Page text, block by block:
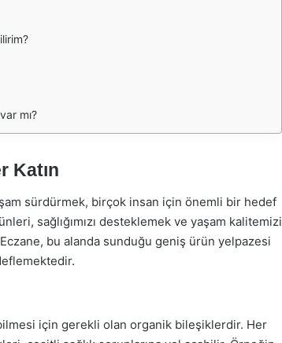
mı?
Katın
sürdürmek, birçok insan için önemli bir hedef
sağlığımızı desteklemek ve yaşam kalitemizi
bu alanda sunduğu geniş ürün yelpazesi
için gerekli olan organik bileşiklerdir. Her